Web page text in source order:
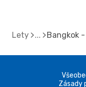
Lety Bangkok
Zásady